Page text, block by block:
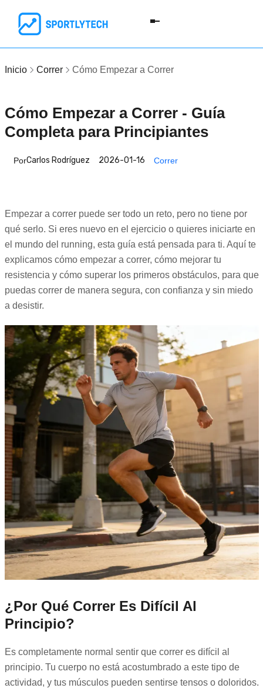
Inicio Correr Cómo Empezar a Correr
Cómo Empezar a Correr - Guía
Completa para Principiantes
PorCarlos Rodríguez 2026-01-16 Correr
Empezar a correr puede ser todo un reto, pero no tiene por
qué serlo. Si eres nuevo en el ejercicio o quieres iniciarte en
el mundo del running, esta guía está pensada para ti. Aquí te
explicamos cómo empezar a correr, cómo mejorar tu
resistencia y cómo superar los primeros obstáculos, para que
puedas correr de manera segura, con confianza y sin miedo
a desistir.
¿Por Qué Correr Es Difícil Al
Principio?
Es completamente normal sentir que correr es difícil al
principio. Tu cuerpo no está acostumbrado a este tipo de
actividad, y tus músculos pueden sentirse tensos o doloridos.